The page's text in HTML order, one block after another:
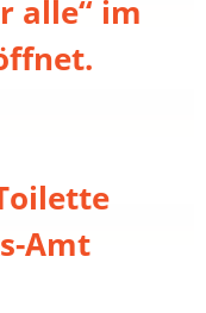
alle“ im
Amt